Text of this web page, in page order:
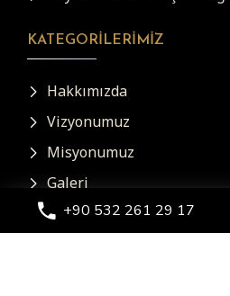
KATEGORILERIMIZ
Hakkımızda
Vizyonumuz
Misyonumuz
Galeri
İletişim
+90 532 261 29 17